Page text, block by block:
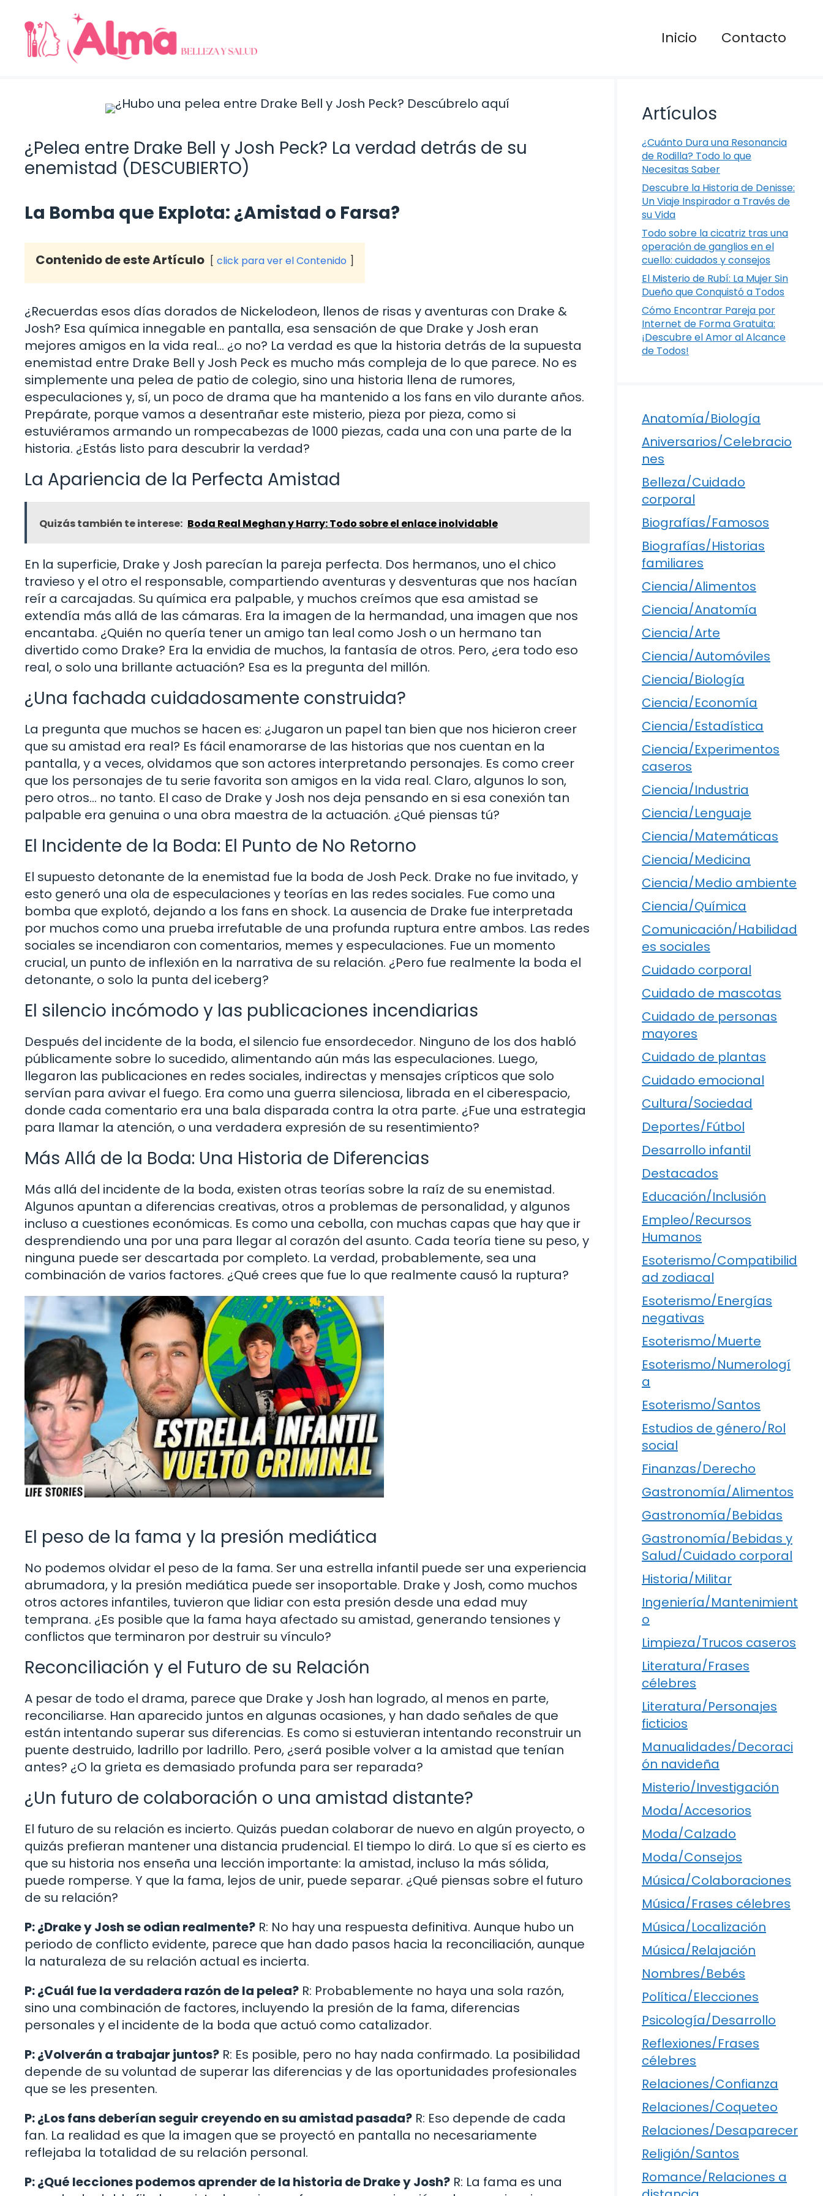
contenido
Inicio Contacto
¿Pelea entre Drake Bell y Josh Peck? La verdad detrás de su
enemistad (DESCUBIERTO)
La Bomba que Explota: ¿Amistad o Farsa?
Contenido de este Artículo click para ver el Contenido
¿Recuerdas esos días dorados de Nickelodeon, llenos de risas y aventuras con Drake &
Josh? Esa química innegable en pantalla, esa sensación de que Drake y Josh eran
mejores amigos en la vida real… ¿o no? La verdad es que la historia detrás de la supuesta
enemistad entre Drake Bell y Josh Peck es mucho más compleja de lo que parece. No es
simplemente una pelea de patio de colegio, sino una historia llena de rumores,
especulaciones y, sí, un poco de drama que ha mantenido a los fans en vilo durante años.
Prepárate, porque vamos a desentrañar este misterio, pieza por pieza, como si
estuviéramos armando un rompecabezas de 1000 piezas, cada una con una parte de la
historia. ¿Estás listo para descubrir la verdad?
La Apariencia de la Perfecta Amistad
Quizás también te interese: Boda Real Meghan y Harry: Todo sobre el enlace inolvidable
En la superficie, Drake y Josh parecían la pareja perfecta. Dos hermanos, uno el chico
travieso y el otro el responsable, compartiendo aventuras y desventuras que nos hacían
reír a carcajadas. Su química era palpable, y muchos creímos que esa amistad se
extendía más allá de las cámaras. Era la imagen de la hermandad, una imagen que nos
encantaba. ¿Quién no quería tener un amigo tan leal como Josh o un hermano tan
divertido como Drake? Era la envidia de muchos, la fantasía de otros. Pero, ¿era todo eso
real, o solo una brillante actuación? Esa es la pregunta del millón.
¿Una fachada cuidadosamente construida?
La pregunta que muchos se hacen es: ¿Jugaron un papel tan bien que nos hicieron creer
que su amistad era real? Es fácil enamorarse de las historias que nos cuentan en la
pantalla, y a veces, olvidamos que son actores interpretando personajes. Es como creer
que los personajes de tu serie favorita son amigos en la vida real. Claro, algunos lo son,
pero otros… no tanto. El caso de Drake y Josh nos deja pensando en si esa conexión tan
palpable era genuina o una obra maestra de la actuación. ¿Qué piensas tú?
El Incidente de la Boda: El Punto de No Retorno
El supuesto detonante de la enemistad fue la boda de Josh Peck. Drake no fue invitado, y
esto generó una ola de especulaciones y teorías en las redes sociales. Fue como una
bomba que explotó, dejando a los fans en shock. La ausencia de Drake fue interpretada
por muchos como una prueba irrefutable de una profunda ruptura entre ambos. Las redes
sociales se incendiaron con comentarios, memes y especulaciones. Fue un momento
crucial, un punto de inflexión en la narrativa de su relación. ¿Pero fue realmente la boda el
detonante, o solo la punta del iceberg?
El silencio incómodo y las publicaciones incendiarias
Después del incidente de la boda, el silencio fue ensordecedor. Ninguno de los dos habló
públicamente sobre lo sucedido, alimentando aún más las especulaciones. Luego,
llegaron las publicaciones en redes sociales, indirectas y mensajes crípticos que solo
servían para avivar el fuego. Era como una guerra silenciosa, librada en el ciberespacio,
donde cada comentario era una bala disparada contra la otra parte. ¿Fue una estrategia
para llamar la atención, o una verdadera expresión de su resentimiento?
Más Allá de la Boda: Una Historia de Diferencias
Más allá del incidente de la boda, existen otras teorías sobre la raíz de su enemistad.
Algunos apuntan a diferencias creativas, otros a problemas de personalidad, y algunos
incluso a cuestiones económicas. Es como una cebolla, con muchas capas que hay que ir
desprendiendo una por una para llegar al corazón del asunto. Cada teoría tiene su peso, y
ninguna puede ser descartada por completo. La verdad, probablemente, sea una
combinación de varios factores. ¿Qué crees que fue lo que realmente causó la ruptura?
El peso de la fama y la presión mediática
No podemos olvidar el peso de la fama. Ser una estrella infantil puede ser una experiencia
abrumadora, y la presión mediática puede ser insoportable. Drake y Josh, como muchos
otros actores infantiles, tuvieron que lidiar con esta presión desde una edad muy
temprana. ¿Es posible que la fama haya afectado su amistad, generando tensiones y
conflictos que terminaron por destruir su vínculo?
Reconciliación y el Futuro de su Relación
A pesar de todo el drama, parece que Drake y Josh han logrado, al menos en parte,
reconciliarse. Han aparecido juntos en algunas ocasiones, y han dado señales de que
están intentando superar sus diferencias. Es como si estuvieran intentando reconstruir un
puente destruido, ladrillo por ladrillo. Pero, ¿será posible volver a la amistad que tenían
antes? ¿O la grieta es demasiado profunda para ser reparada?
¿Un futuro de colaboración o una amistad distante?
El futuro de su relación es incierto. Quizás puedan colaborar de nuevo en algún proyecto, o
quizás prefieran mantener una distancia prudencial. El tiempo lo dirá. Lo que sí es cierto es
que su historia nos enseña una lección importante: la amistad, incluso la más sólida,
puede romperse. Y que la fama, lejos de unir, puede separar. ¿Qué piensas sobre el futuro
de su relación?
P: ¿Drake y Josh se odian realmente? R: No hay una respuesta definitiva. Aunque hubo un
periodo de conflicto evidente, parece que han dado pasos hacia la reconciliación, aunque
la naturaleza de su relación actual es incierta.
P: ¿Cuál fue la verdadera razón de la pelea? R: Probablemente no haya una sola razón,
sino una combinación de factores, incluyendo la presión de la fama, diferencias
personales y el incidente de la boda que actuó como catalizador.
P: ¿Volverán a trabajar juntos? R: Es posible, pero no hay nada confirmado. La posibilidad
depende de su voluntad de superar las diferencias y de las oportunidades profesionales
que se les presenten.
P: ¿Los fans deberían seguir creyendo en su amistad pasada? R: Eso depende de cada
fan. La realidad es que la imagen que se proyectó en pantalla no necesariamente
reflejaba la totalidad de su relación personal.
P: ¿Qué lecciones podemos aprender de la historia de Drake y Josh? R: La fama es una
Artículos
¿Cuánto Dura una Resonancia
de Rodilla? Todo lo que
Necesitas Saber
Descubre la Historia de Denisse:
Un Viaje Inspirador a Través de
su Vida
Todo sobre la cicatriz tras una
operación de ganglios en el
cuello: cuidados y consejos
El Misterio de Rubí: La Mujer Sin
Dueño que Conquistó a Todos
Cómo Encontrar Pareja por
Internet de Forma Gratuita:
¡Descubre el Amor al Alcance
de Todos!
Anatomía/Biología
Aniversarios/Celebracio
nes
Belleza/Cuidado
corporal
Biografías/Famosos
Biografías/Historias
familiares
Ciencia/Alimentos
Ciencia/Anatomía
Ciencia/Arte
Ciencia/Automóviles
Ciencia/Biología
Ciencia/Economía
Ciencia/Estadística
Ciencia/Experimentos
caseros
Ciencia/Industria
Ciencia/Lenguaje
Ciencia/Matemáticas
Ciencia/Medicina
Ciencia/Medio ambiente
Ciencia/Química
Comunicación/Habilidad
es sociales
Cuidado corporal
Cuidado de mascotas
Cuidado de personas
mayores
Cuidado de plantas
Cuidado emocional
Cultura/Sociedad
Deportes/Fútbol
Desarrollo infantil
Destacados
Educación/Inclusión
Empleo/Recursos
Humanos
Esoterismo/Compatibilid
ad zodiacal
Esoterismo/Energías
negativas
Esoterismo/Muerte
Esoterismo/Numerologí
a
Esoterismo/Santos
Estudios de género/Rol
social
Finanzas/Derecho
Gastronomía/Alimentos
Gastronomía/Bebidas
Gastronomía/Bebidas y
Salud/Cuidado corporal
Historia/Militar
Ingeniería/Mantenimient
o
Limpieza/Trucos caseros
Literatura/Frases
célebres
Literatura/Personajes
ficticios
Manualidades/Decoraci
ón navideña
Misterio/Investigación
Moda/Accesorios
Moda/Calzado
Moda/Consejos
Música/Colaboraciones
Música/Frases célebres
Música/Localización
Música/Relajación
Nombres/Bebés
Política/Elecciones
Psicología/Desarrollo
Reflexiones/Frases
célebres
Relaciones/Confianza
Relaciones/Coqueteo
Relaciones/Desaparecer
Religión/Santos
Romance/Relaciones a